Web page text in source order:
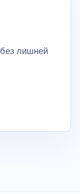
лишней